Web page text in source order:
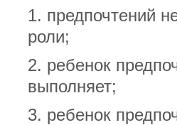
1. предпочтений
роли;
2. ребенок
выполняет;
3. ребенок